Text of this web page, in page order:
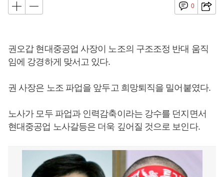
0
권오갑 현대중공업 사장이 노조의 구조조정 반대 움직
임에 강경하게 맞서고 있다.
권 사장은 노조 파업을 앞두고 희망퇴직을 밀어붙였다.
노사가 모두 파업과 인력감축이라는 강수를 던지면서
현대중공업 노사갈등은 더욱 깊어질 것으로 보인다.